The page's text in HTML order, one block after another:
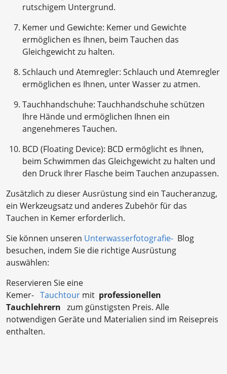
rutschigem Untergrund.
Kemer und Gewichte: Kemer und Gewichte
ermöglichen es Ihnen, beim Tauchen das
Gleichgewicht zu halten.
Schlauch und Atemregler: Schlauch und Atemregler
ermöglichen es Ihnen, unter Wasser zu atmen.
Tauchhandschuhe: Tauchhandschuhe schützen
Ihre Hände und ermöglichen Ihnen ein
angenehmeres Tauchen.
BCD (Floating Device): BCD ermöglicht es Ihnen,
beim Schwimmen das Gleichgewicht zu halten und
den Druck Ihrer Flasche beim Tauchen anzupassen.
Zusätzlich zu dieser Ausrüstung sind ein Taucheranzug,
ein Werkzeugsatz und anderes Zubehör für das
Tauchen in Kemer erforderlich.
Sie können unseren Unterwasserfotografie- Blog
besuchen, indem Sie die richtige Ausrüstung
auswählen:
Reservieren Sie eine
Kemer- Tauchtour mit professionellen
Tauchlehrern zum günstigsten Preis. Alle
notwendigen Geräte und Materialien sind im Reisepreis
enthalten.